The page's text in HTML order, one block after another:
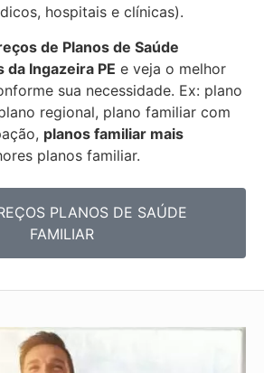
hospitais e clínicas).
de Planos de Saúde
da Ingazeira PE e veja o melhor
sua necessidade. Ex: plano
regional, plano familiar com
planos familiar mais
planos familiar.
PLANOS DE SAÚDE
FAMILIAR